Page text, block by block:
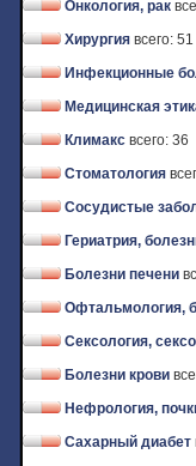
Онкология, рак
Хирургия всего: 51
Инфекционные
Медицинская
Климакс всего: 36
Стоматология
Сосудистые
Гериатрия,
Болезни печени
Офтальмология,
Сексология,
Болезни крови
Нефрология,
Сахарный диабет